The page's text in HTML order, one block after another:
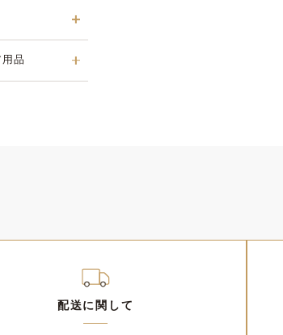
品
配送に関して